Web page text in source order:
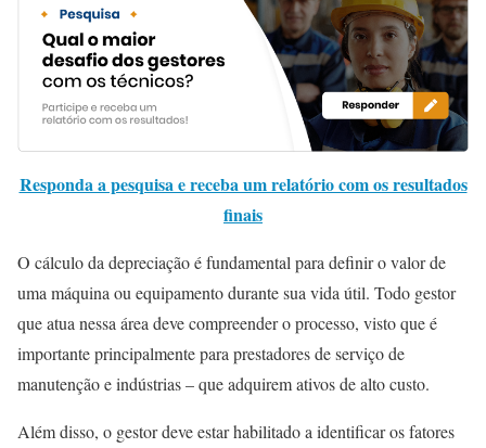
Responda a pesquisa e receba um relatório com os resultados
finais
O cálculo da depreciação é fundamental para definir o valor de
uma máquina ou equipamento durante sua vida útil. Todo gestor
que atua nessa área deve compreender o processo, visto que é
importante principalmente para prestadores de serviço de
manutenção e indústrias – que adquirem ativos de alto custo.
Além disso, o gestor deve estar habilitado a identificar os fatores